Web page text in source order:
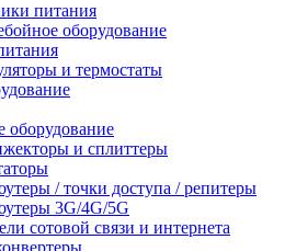
питания
оборудование
и термостаты
оборудование
и сплиттеры
/ точки доступа / репитеры
3G/4G/5G
сотовой связи и интернета